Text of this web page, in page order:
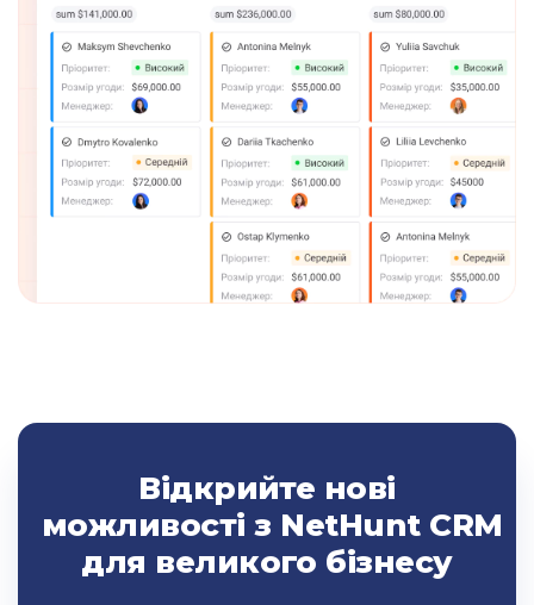
Відкрийте нові
можливості з NetHunt CRM
для великого бізнесу